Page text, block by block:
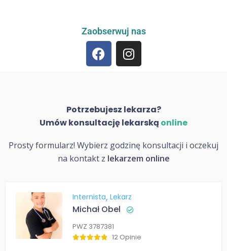
Zaobserwuj nas
Potrzebujesz lekarza?
Umów konsultację lekarską online
Prosty formularz! Wybierz godzinę konsultacji i oczekuj
na kontakt z lekarzem online
Internista Lekarz
Michał Obel
PWZ 3787381
12 Opinie